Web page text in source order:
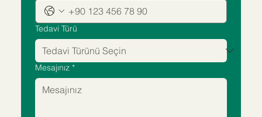
Tedavi Türü
Mesajınız *